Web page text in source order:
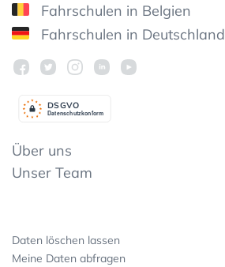
Fahrschulen in Belgien
Fahrschulen in Deutschland
Datenschutzkonform
DSGVO
Über uns
Unser Team
Daten löschen lassen
Meine Daten abfragen